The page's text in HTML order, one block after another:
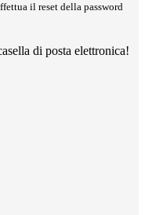
il reset della password
di posta elettronica!